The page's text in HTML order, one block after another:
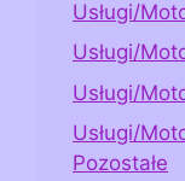
Usługi/
Usługi/
Usługi/
Usługi/
Pozostałe